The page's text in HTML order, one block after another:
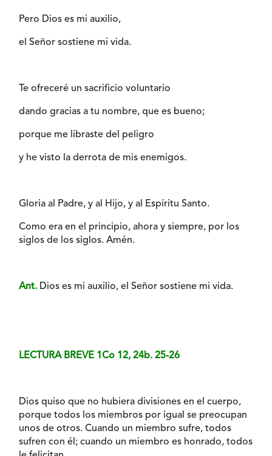
Pero Dios es mi auxilio,
el Señor sostiene mi vida.
Te ofreceré un sacrificio voluntario
dando gracias a tu nombre, que es bueno;
porque me libraste del peligro
y he visto la derrota de mis enemigos.
Gloria al Padre, y al Hijo, y al Espíritu Santo.
Como era en el principio, ahora y siempre, por los
siglos de los siglos. Amén.
Ant. Dios es mi auxilio, el Señor sostiene mi vida.
LECTURA BREVE 1Co 12, 24b. 25-26
Dios quiso que no hubiera divisiones en el cuerpo,
porque todos los miembros por igual se preocupan
unos de otros. Cuando un miembro sufre, todos
sufren con él; cuando un miembro es honrado, todos